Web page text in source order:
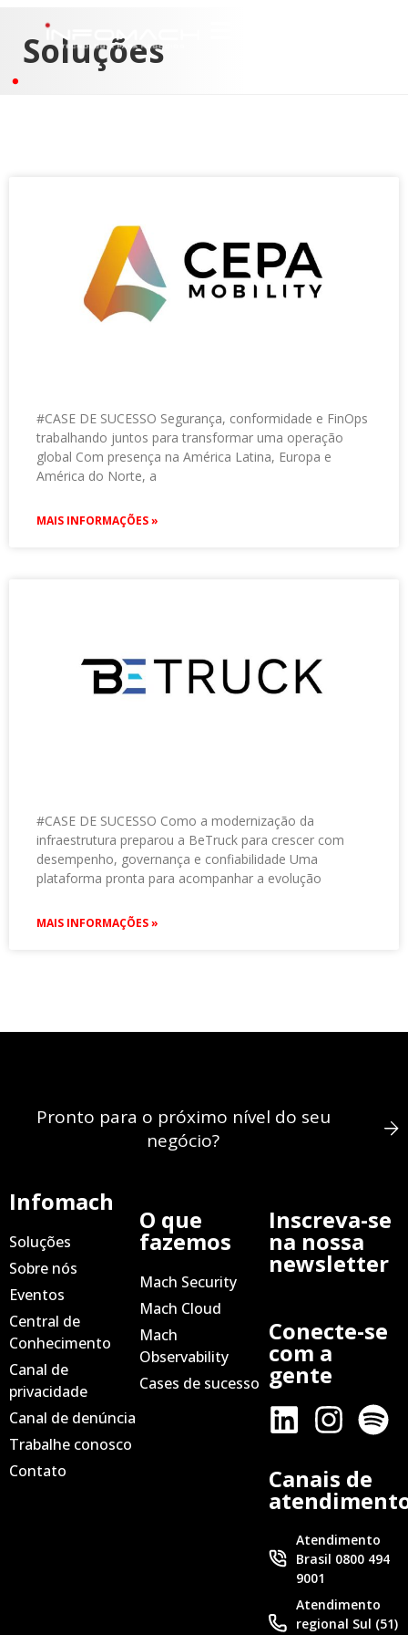
Soluções
#CASE DE SUCESSO Segurança, conformidade e FinOps
trabalhando juntos para transformar uma operação
global Com presença na América Latina, Europa e
América do Norte, a
MAIS INFORMAÇÕES »
#CASE DE SUCESSO Como a modernização da
infraestrutura preparou a BeTruck para crescer com
desempenho, governança e confiabilidade Uma
plataforma pronta para acompanhar a evolução
MAIS INFORMAÇÕES »
Pronto para o próximo nível do seu
negócio?
Infomach
Soluções
Sobre nós
Eventos
Central de
Conhecimento
Canal de
privacidade
Canal de denúncia
Trabalhe conosco
Contato
O que
fazemos
Mach Security
Mach Cloud
Mach
Observability
Cases de sucesso
Inscreva-se
na nossa
newsletter
Conecte-se
com a
gente
Canais de
Atendimento
Brasil 0800 494
9001
Atendimento
regional Sul (51)